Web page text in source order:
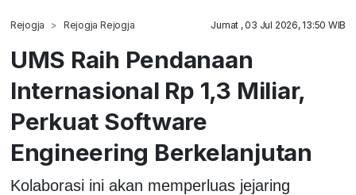
Rejogja Rejogja Rejogja Jumat , 03 Jul 2026, 13:50 WIB
UMS Raih Pendanaan
Internasional Rp 1,3 Miliar,
Perkuat Software
Engineering Berkelanjutan
Kolaborasi ini akan memperluas jejaring